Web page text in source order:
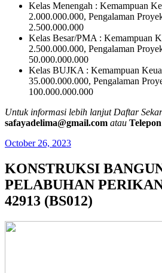
Kelas Menengah : Kemampuan
2.000.000.000, Pengalaman
2.500.000.000
Kelas Besar/PMA : Kemampuan
2.500.000.000, Pengalaman
50.000.000.000
Kelas BUJKA : Kemampuan
35.000.000.000, Pengalaman
100.000.000.000
Untuk informasi lebih lanjut Daftar
safayadelima@gmail.com atau
October 26, 2023
KONSTRUKSI
PELABUHAN
42913 (BS012)